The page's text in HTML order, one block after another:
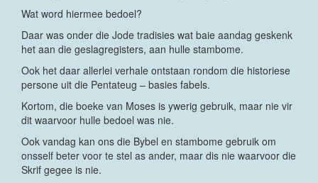
Wat word hiermee bedoel?
Daar was onder die Jode tradisies wat baie aandag geskenk
het aan die geslagregisters, aan hulle stambome.
Ook het daar allerlei verhale ontstaan rondom die historiese
persone uit die Pentateug – basies fabels.
Kortom, die boeke van Moses is ywerig gebruik, maar nie vir
dit waarvoor hulle bedoel was nie.
Ook vandag kan ons die Bybel en stambome gebruik om
onsself beter voor te stel as ander, maar dis nie waarvoor die
Skrif gegee is nie.